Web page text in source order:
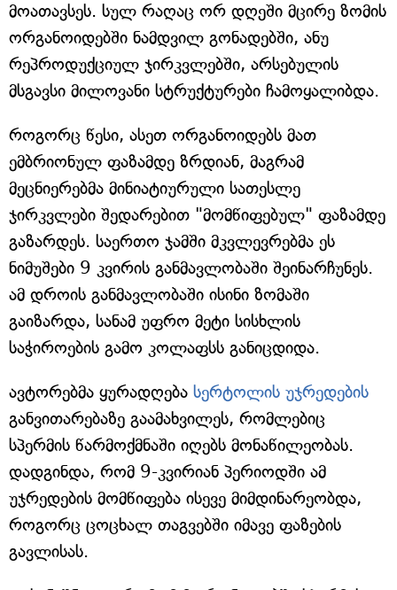
მოათავსეს. სულ რაღაც ორ დღეში მცირე ზომის
ორგანოიდებში ნამდვილ გონადებში, ანუ
რეპროდუქციულ ჯირკვლებში, არსებულის
მსგავსი მილოვანი სტრუქტურები ჩამოყალიბდა.
როგორც წესი, ასეთ ორგანოიდებს მათ
ემბრიონულ ფაზამდე ზრდიან, მაგრამ
მეცნიერებმა მინიატიურული სათესლე
ჯირკვლები შედარებით "მომწიფებულ" ფაზამდე
გაზარდეს. საერთო ჯამში მკვლევრებმა ეს
ნიმუშები 9 კვირის განმავლობაში შეინარჩუნეს.
ამ დროის განმავლობაში ისინი ზომაში
გაიზარდა, სანამ უფრო მეტი სისხლის
საჭიროების გამო კოლაფსს განიცდიდა.
ავტორებმა ყურადღება სერტოლის უჯრედების
განვითარებაზე გაამახვილეს, რომლებიც
სპერმის წარმოქმნაში იღებს მონაწილეობას.
დადგინდა, რომ 9-კვირიან პერიოდში ამ
უჯრედების მომწიფება ისევე მიმდინარეობდა,
როგორც ცოცხალ თაგვებში იმავე ფაზების
გავლისას.